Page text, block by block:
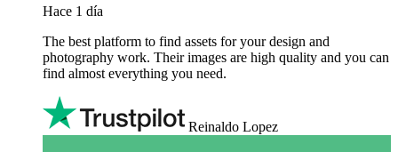
Hace 1 día
The best platform to find assets for your design and
photography work. Their images are high quality and you can
find almost everything you need.
Reinaldo Lopez